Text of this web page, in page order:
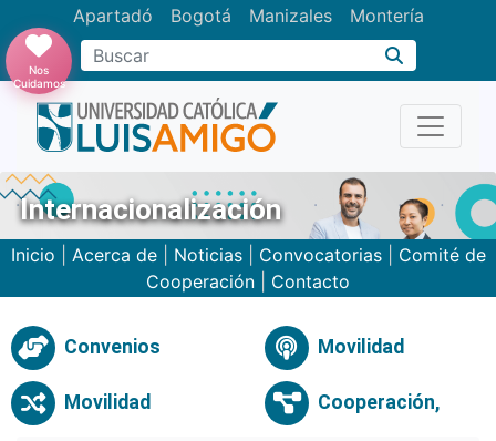
Apartadó Bogotá Manizales Montería
Buscar
Nos
Cuidamos
Internacionalización
Inicio Acerca de| Noticias| Convocatorias| Comité de
Cooperación
Contacto
Convenios Movilidad
Movilidad Cooperación,